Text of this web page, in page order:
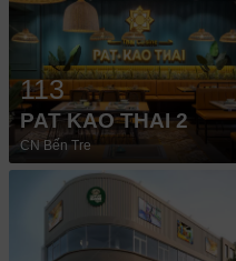
113
PAT KAO THAI 2
CN Bến Tre